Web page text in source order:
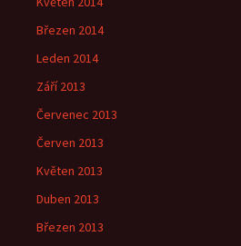
Březen 2014
Leden 2014
Září 2013
Červenec 2013
Červen 2013
Květen 2013
Duben 2013
Březen 2013